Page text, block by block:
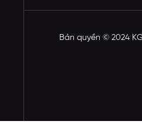
Bản quyền © 2024